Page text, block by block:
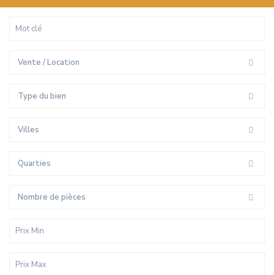
Vente / Location
Type du bien
Villes
Quarties
Nombre de pièces